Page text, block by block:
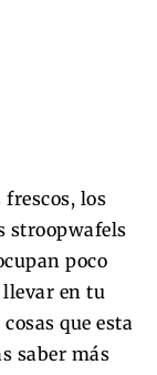
los
stroopwafels
poco
llevar en tu
que esta
saber más